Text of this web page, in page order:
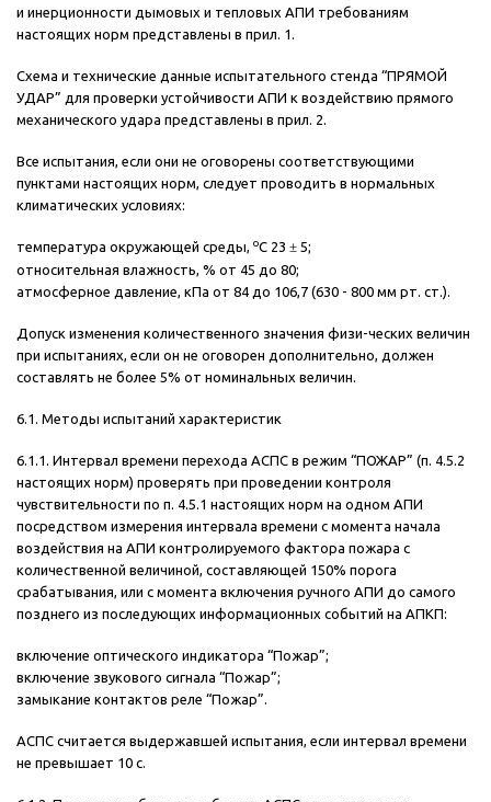
и инерционности дымовых и тепловых АПИ требованиям
настоящих норм представлены в прил. 1.
Схема и технические данные испытательного стенда “ПРЯМОЙ
УДАР” для проверки устойчивости АПИ к воздействию прямого
механического удара представлены в прил. 2.
Все испытания, если они не оговорены соответствующими
пунктами настоящих норм, следует проводить в нормальных
климатических условиях:
температура окружающей среды, оС 23 ± 5;
относительная влажность, % от 45 до 80;
атмосферное давление, кПа от 84 до 106,7 (630 - 800 мм рт. ст.).
Допуск изменения количественного значения физи-ческих величин
при испытаниях, если он не оговорен дополнительно, должен
составлять не более 5% от номинальных величин.
6.1. Методы испытаний характеристик
6.1.1. Интервал времени перехода АСПС в режим “ПОЖАР” (п. 4.5.2
настоящих норм) проверять при проведении контроля
чувствительности по п. 4.5.1 настоящих норм на одном АПИ
посредством измерения интервала времени с момента начала
воздействия на АПИ контролируемого фактора пожара с
количественной величиной, составляющей 150% порога
срабатывания, или с момента включения ручного АПИ до самого
позднего из последующих информационных событий на АПКП:
включение оптического индикатора “Пожар”;
включение звукового сигнала “Пожар”;
замыкание контактов реле “Пожар”.
АСПС считается выдержавшей испытания, если интервал времени
не превышает 10 с.